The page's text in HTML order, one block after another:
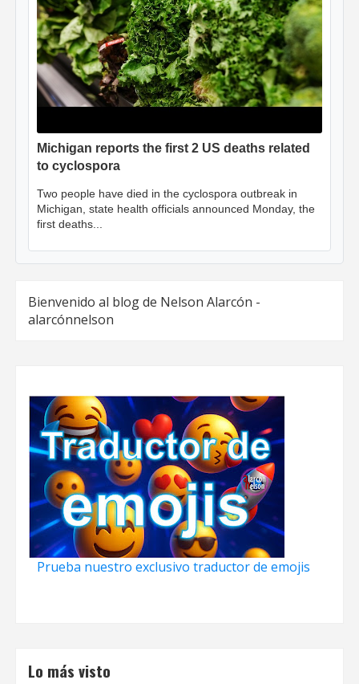
Michigan reports the first 2 US deaths related
to cyclospora
Two people have died in the cyclospora outbreak in
Michigan, state health officials announced Monday, the
first deaths...
Bienvenido al blog de Nelson Alarcón -
alarcónnelson
Prueba nuestro exclusivo traductor de emojis
Lo más visto